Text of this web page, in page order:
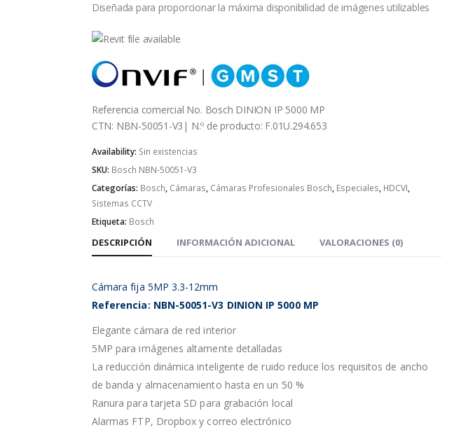
Diseñada para proporcionar la máxima disponibilidad de imágenes utilizables
Referencia comercial No. Bosch DINION IP 5000 MP
CTN: NBN-50051-V3| N.º de producto: F.01U.294.653
Availability: Sin existencias
SKU: Bosch NBN-50051-V3
Categorías: Bosch, Cámaras, Cámaras Profesionales Bosch, Especiales, HDCVI,
Sistemas CCTV
Etiqueta: Bosch
DESCRIPCIÓN INFORMACIÓN ADICIONAL VALORACIONES (0)
Cámara fija 5MP 3.3-12mm
Referencia: NBN-50051-V3 DINION IP 5000 MP
Elegante cámara de red interior
5MP para imágenes altamente detalladas
La reducción dinámica inteligente de ruido reduce los requisitos de ancho
de banda y almacenamiento hasta en un 50 %
Ranura para tarjeta SD para grabación local
Alarmas FTP, Dropbox y correo electrónico